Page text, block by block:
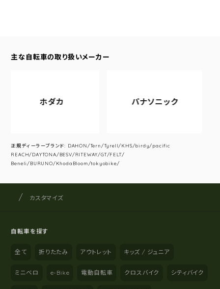
主な自転車の取り扱いメーカー
ホダカ パナソニック
正規ディーラーブランド: DAHON/Tern/Tyrell/KHS/birdy/pacific
REACH/DAYTONA/BESV/RITEWAY/GT/FELT/
Beneli/BURUNO/KhodaBloom/tokyobike/
サイト内の現在地
サイクルショップナカゴヤ
カスタマイズ
自転車を探す
全て 折りたたみ アウトレット キッズ / ジュニア
ミニベロ e-Bike 電動自転車 クロスバイク シティバイク